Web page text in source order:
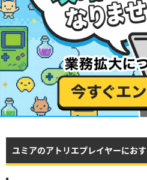
ユミアのアトリエプレイヤーにおす